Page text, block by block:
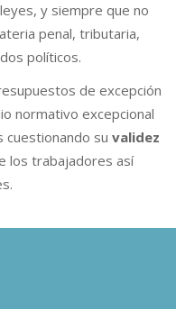
y siempre que no
penal, tributaria,
políticos.
de excepción
normativo excepcional
cuestionando su validez
los trabajadores así